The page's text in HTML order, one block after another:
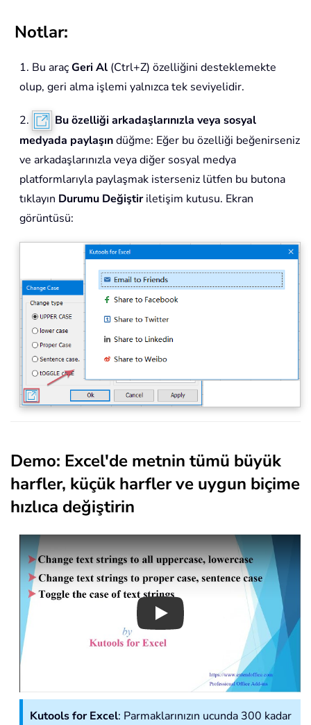
Notlar:
1. Bu araçGeri Al (Ctrl+Z) özelliğini desteklemekte
olup, geri alma işlemi yalnızca tek seviyelidir.
2.
Bu özelliği arkadaşlarınızla veya sosyal
medyada paylaşındüğme: Eğer bu özelliği beğenirseniz
ve arkadaşlarınızla veya diğer sosyal medya
platformlarıyla paylaşmak isterseniz lütfen bu butona
tıklayın Durumu Değiştiriletişim kutusu. Ekran
görüntüsü:
Demo: Excel'de metnin tümü büyük
harfler, küçük harfler ve uygun biçime
hızlıca değiştirin
Play
Kutools for Excel: Parmaklarınızın ucunda 300 kadar